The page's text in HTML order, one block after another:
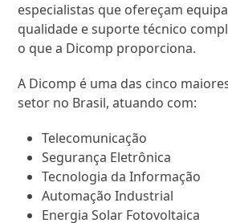
especialistas que ofereçam
qualidade e suporte técnico
o que a Dicomp proporciona.
A Dicomp é uma das cinco
setor no Brasil, atuando com:
Telecomunicação
Segurança Eletrônica
Tecnologia da Informação
Automação Industrial
Energia Solar Fotovoltaica